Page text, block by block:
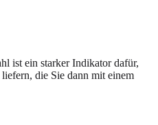
ist ein starker Indikator dafür,
die Sie dann mit einem